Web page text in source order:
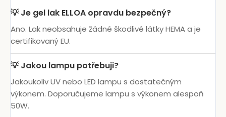
💡 Je gel lak ELLOA opravdu bezpečný?
Ano. Lak neobsahuje žádné škodlivé látky HEMA a je
certifikovaný EU.
💡 Jakou lampu potřebuji?
Jakoukoliv UV nebo LED lampu s dostatečným
výkonem. Doporučujeme lampu s výkonem alespoň
50W.